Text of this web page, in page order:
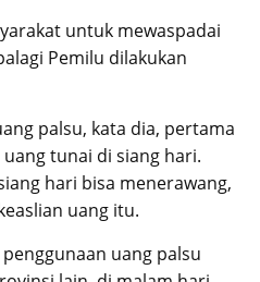
untuk mewaspadai
Pemilu dilakukan
palsu, kata dia, pertama
tunai di siang hari.
hari bisa menerawang,
uang itu.
uang palsu